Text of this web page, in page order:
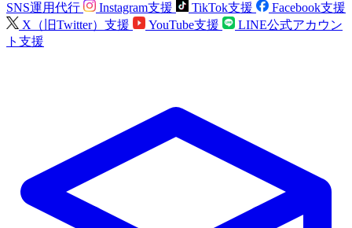
SNS運用代行 Instagram支援 TikTok支援
Facebook支援
X（旧Twitter）支援
YouTube支援
LINE公式アカウン
ト支援